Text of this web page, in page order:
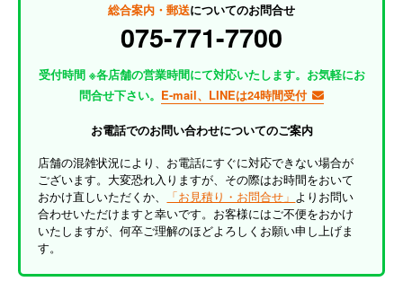
総合案内・郵送についてのお問合せ
075-771-7700
受付時間 ※各店舗の営業時間にて対応いたします。お気軽にお
問合せ下さい。 E-mail、LINEは24時間受付
お電話でのお問い合わせについてのご案内
店舗の混雑状況により、お電話にすぐに対応できない場合が
ございます。大変恐れ入りますが、その際はお時間をおいて
おかけ直しいただくか、
「お見積り・お問合せ」 よりお問い
合わせいただけますと幸いです。お客様にはご不便をおかけ
いたしますが、何卒ご理解のほどよろしくお願い申し上げま
す。